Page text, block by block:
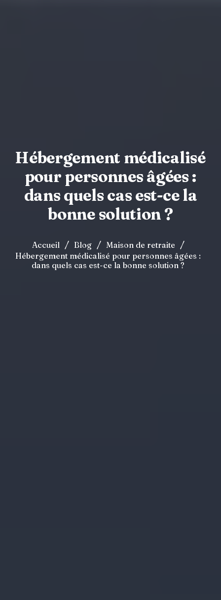
Hébergement médicalisé
pour personnes âgées :
dans quels cas est-ce la
bonne solution ?
Accueil / Blog / Maison de retraite /
Hébergement médicalisé pour personnes âgées :
dans quels cas est-ce la bonne solution ?